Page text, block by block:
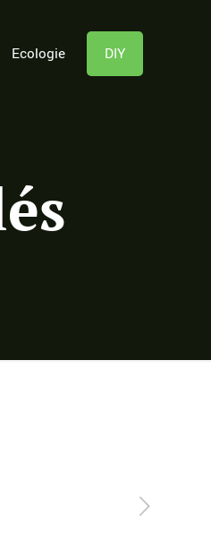
Ecologie DIY